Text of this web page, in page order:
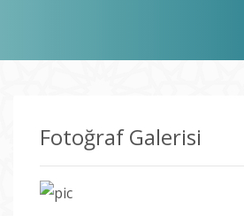
Fotoğraf Galerisi